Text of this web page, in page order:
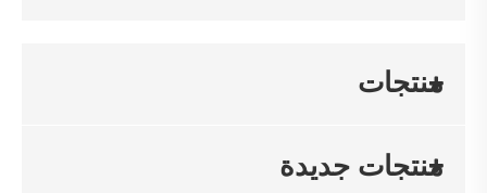
منتجات
منتجات جديدة